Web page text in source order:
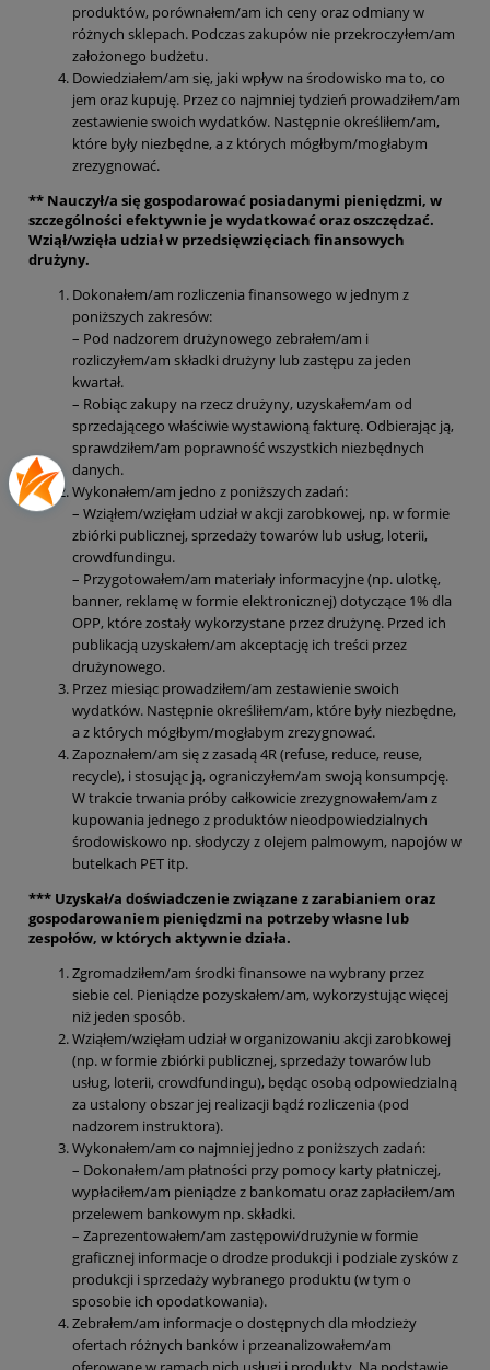
produktów, porównałem/am ich ceny oraz odmiany w
różnych sklepach. Podczas zakupów nie przekroczyłem/am
założonego budżetu.
Dowiedziałem/am się, jaki wpływ na środowisko ma to, co
jem oraz kupuję. Przez co najmniej tydzień prowadziłem/am
zestawienie swoich wydatków. Następnie określiłem/am,
które były niezbędne, a z których mógłbym/mogłabym
zrezygnować.
** Nauczył/a się gospodarować posiadanymi pieniędzmi, w
szczególności efektywnie je wydatkować oraz oszczędzać.
Wziął/wzięła udział w przedsięwzięciach finansowych
drużyny.
Dokonałem/am rozliczenia finansowego w jednym z
poniższych zakresów:
– Pod nadzorem drużynowego zebrałem/am i
rozliczyłem/am składki drużyny lub zastępu za jeden
kwartał.
– Robiąc zakupy na rzecz drużyny, uzyskałem/am od
sprzedającego właściwie wystawioną fakturę. Odbierając ją,
sprawdziłem/am poprawność wszystkich niezbędnych
danych.
Wykonałem/am jedno z poniższych zadań:
– Wziąłem/wzięłam udział w akcji zarobkowej, np. w formie
zbiórki publicznej, sprzedaży towarów lub usług, loterii,
crowdfundingu.
– Przygotowałem/am materiały informacyjne (np. ulotkę,
banner, reklamę w formie elektronicznej) dotyczące 1% dla
OPP, które zostały wykorzystane przez drużynę. Przed ich
publikacją uzyskałem/am akceptację ich treści przez
drużynowego.
Przez miesiąc prowadziłem/am zestawienie swoich
wydatków. Następnie określiłem/am, które były niezbędne,
a z których mógłbym/mogłabym zrezygnować.
Zapoznałem/am się z zasadą 4R (refuse, reduce, reuse,
recycle), i stosując ją, ograniczyłem/am swoją konsumpcję.
W trakcie trwania próby całkowicie zrezygnowałem/am z
kupowania jednego z produktów nieodpowiedzialnych
środowiskowo np. słodyczy z olejem palmowym, napojów w
butelkach PET itp.
*** Uzyskał/a doświadczenie związane z zarabianiem oraz
gospodarowaniem pieniędzmi na potrzeby własne lub
zespołów, w których aktywnie działa.
Zgromadziłem/am środki finansowe na wybrany przez
siebie cel. Pieniądze pozyskałem/am, wykorzystując więcej
niż jeden sposób.
Wziąłem/wzięłam udział w organizowaniu akcji zarobkowej
(np. w formie zbiórki publicznej, sprzedaży towarów lub
usług, loterii, crowdfundingu), będąc osobą odpowiedzialną
za ustalony obszar jej realizacji bądź rozliczenia (pod
nadzorem instruktora).
Wykonałem/am co najmniej jedno z poniższych zadań:
– Dokonałem/am płatności przy pomocy karty płatniczej,
wypłaciłem/am pieniądze z bankomatu oraz zapłaciłem/am
przelewem bankowym np. składki.
– Zaprezentowałem/am zastępowi/drużynie w formie
graficznej informacje o drodze produkcji i podziale zysków z
produkcji i sprzedaży wybranego produktu (w tym o
sposobie ich opodatkowania).
Zebrałem/am informacje o dostępnych dla młodzieży
ofertach różnych banków i przeanalizowałem/am